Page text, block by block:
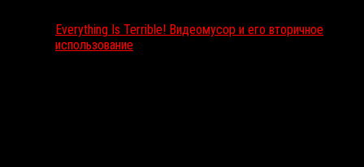
Everything Is Terrible! Видеомусор и его вторичное
использование